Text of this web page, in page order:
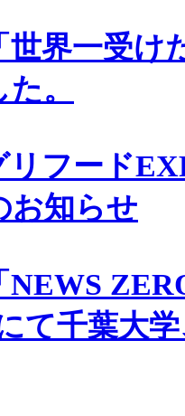
世界一受
。
リフード
お知らせ
NEWS
て千葉大